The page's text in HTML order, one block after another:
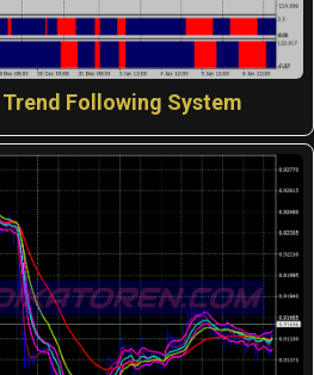
Following System